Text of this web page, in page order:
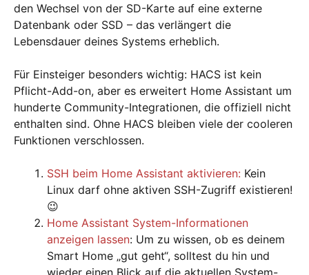
den Wechsel von der SD-Karte auf eine externe
Datenbank oder SSD – das verlängert die
Lebensdauer deines Systems erheblich.
Für Einsteiger besonders wichtig: HACS ist kein
Pflicht-Add-on, aber es erweitert Home Assistant um
hunderte Community-Integrationen, die offiziell nicht
enthalten sind. Ohne HACS bleiben viele der cooleren
Funktionen verschlossen.
SSH beim Home Assistant aktivieren: Kein
Linux darf ohne aktiven SSH-Zugriff existieren!
😉
Home Assistant System-Informationen
anzeigen lassen: Um zu wissen, ob es deinem
Smart Home „gut geht“, solltest du hin und